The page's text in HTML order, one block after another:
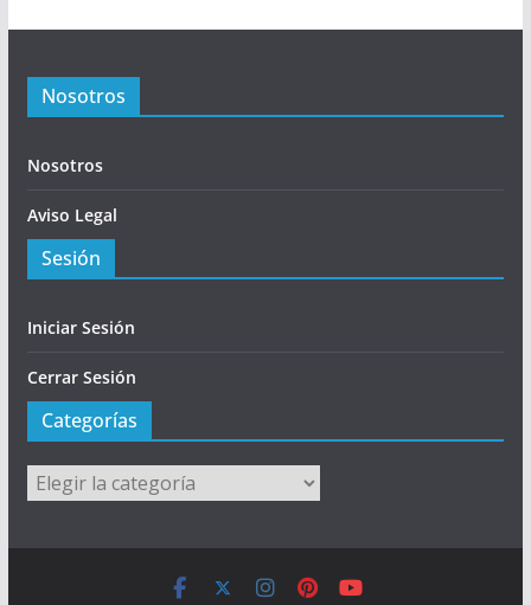
Nosotros
Nosotros
Aviso Legal
Sesión
Iniciar Sesión
Cerrar Sesión
Categorías
Categorías